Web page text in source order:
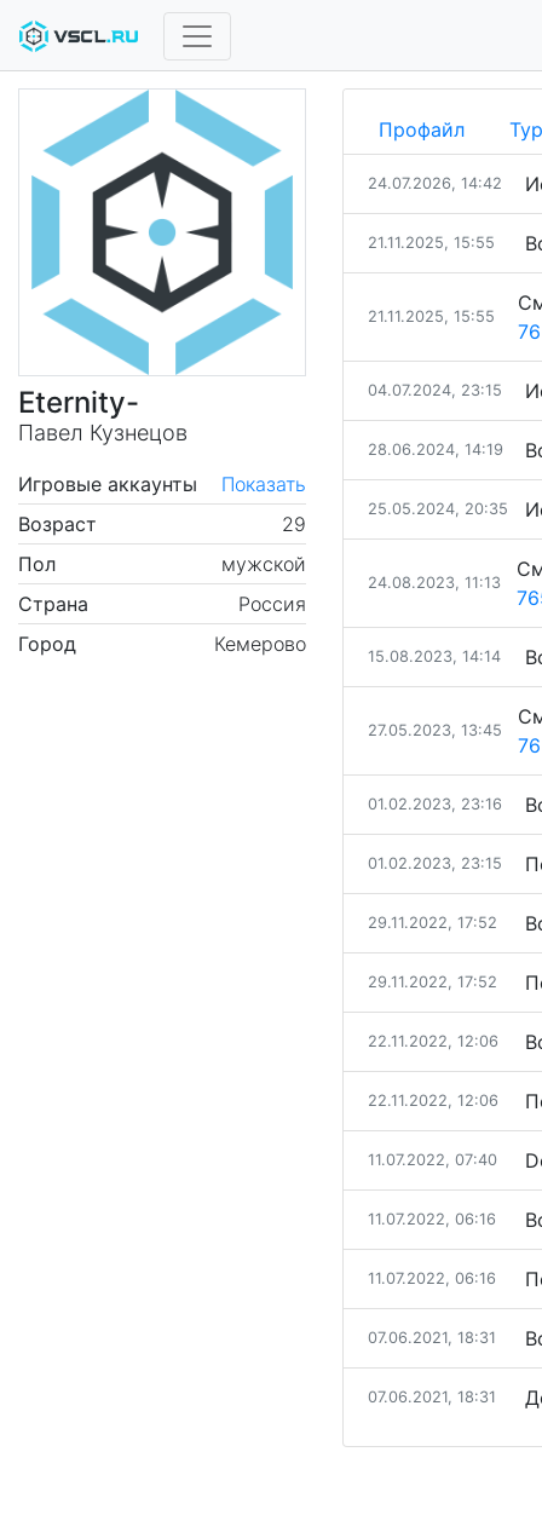
Eternity-
Павел Кузнецов
Игровые аккаунты
Показать
Возраст
29
Пол
мужской
Страна
Россия
Город
Кемерово
Профайл
24.07.2026, 14:42
21.11.2025, 15:55
21.11.2025, 15:55
04.07.2024, 23:15
28.06.2024, 14:19
25.05.2024, 20:35
24.08.2023, 11:13
15.08.2023, 14:14
27.05.2023, 13:45
01.02.2023, 23:16
01.02.2023, 23:15
29.11.2022, 17:52
29.11.2022, 17:52
22.11.2022, 12:06
22.11.2022, 12:06
11.07.2022, 07:40
11.07.2022, 06:16
11.07.2022, 06:16
07.06.2021, 18:31
07.06.2021, 18:31